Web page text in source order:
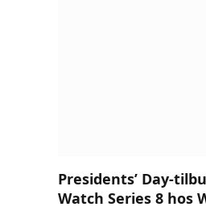
Presidents’ Day-
Watch Series 8 hos